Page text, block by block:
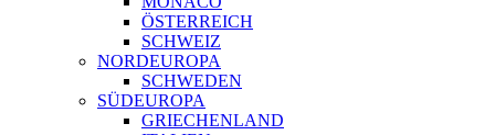
ÖSTERREICH
SCHWEIZ
NORDEUROPA
SCHWEDEN
SÜDEUROPA
GRIECHENLAND